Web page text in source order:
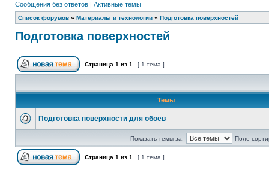
Сообщения без ответов | Активные темы
Список форумов » Материалы и технологии » Подготовка поверхностей
Подготовка поверхностей
Страница 1 из 1 [ 1 тема ]
Темы
Подготовка поверхности для обоев
Показать темы за: Поле
Страница 1 из 1 [ 1 тема ]